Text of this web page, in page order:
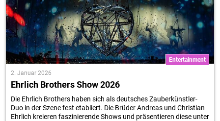
Entertainment
2. Januar 2026
Ehrlich Brothers Show 2026
Die Ehrlich Brothers haben sich als deutsches Zauberkünstler-
Duo in der Szene fest etabliert. Die Brüder Andreas und Christian
Ehrlich kreieren faszinierende Shows und präsentieren diese unter